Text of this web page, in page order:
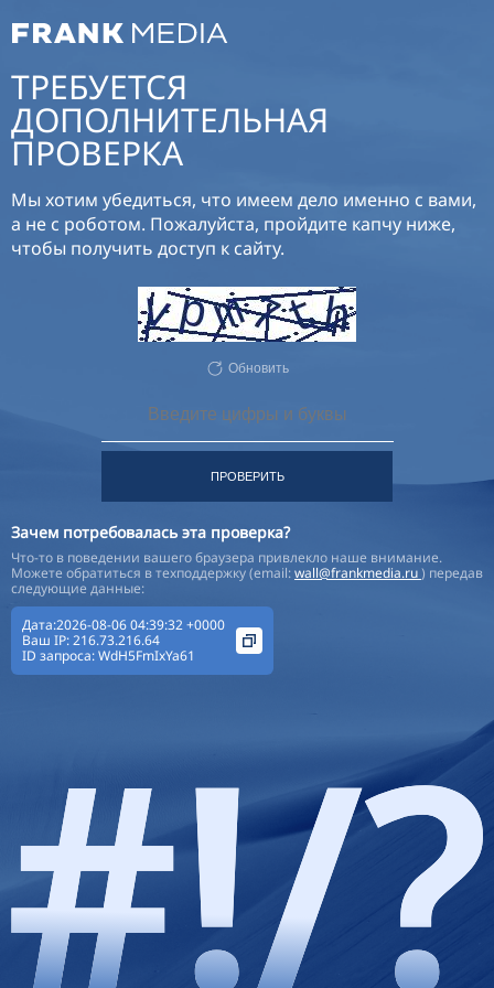
ТРЕБУЕТСЯ
ДОПОЛНИТЕЛЬНАЯ
ПРОВЕРКА
Мы хотим убедиться, что имеем дело именно с вами,
а не с роботом. Пожалуйста, пройдите капчу ниже,
чтобы получить доступ к сайту.
Обновить
ПРОВЕРИТЬ
Зачем потребовалась эта проверка?
Что-то в поведении вашего браузера привлекло наше внимание.
Можете обратиться в техподдержку (email:wall@frankmedia.ru) передав
следующие данные:
Дата:2026-08-06 04:39:32 +0000
Ваш IP:216.73.216.64
ID запроса:WdH5FmIxYa61